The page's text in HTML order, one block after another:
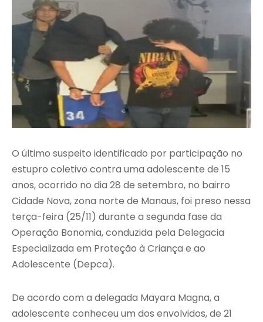
O último suspeito identificado por participação no
estupro coletivo contra uma adolescente de 15
anos, ocorrido no dia 28 de setembro, no bairro
Cidade Nova, zona norte de Manaus, foi preso nessa
terça-feira (25/11) durante a segunda fase da
Operação Bonomia, conduzida pela Delegacia
Especializada em Proteção à Criança e ao
Adolescente (Depca).
De acordo com a delegada Mayara Magna, a
adolescente conheceu um dos envolvidos, de 21